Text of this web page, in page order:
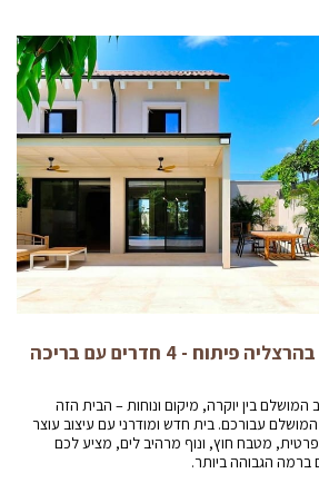
בית יוקרתי להשכרה בהרצליה פיתוח - 4 חדרים עם בריכה
בין יוקרה, מיקום ונוחות – הבית הזה
עבורכם. בית חדש ומודרני עם עיצוב עוצר
מטבח חוץ, ונוף מרהיב לים, מציע לכם
הגבוהה ביותר.